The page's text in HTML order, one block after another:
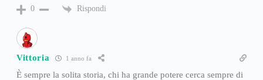
0 Rispondi
Vittoria 1 anno fa
È sempre la solita storia, chi ha grande potere cerca sempre di